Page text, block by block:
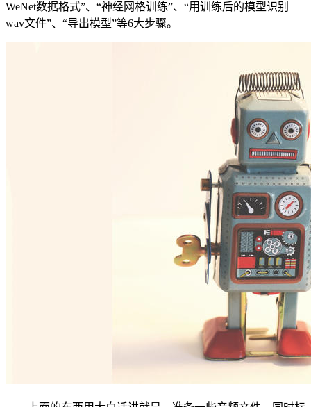
WeNet数据格式”、“神经网格训练”、“用训练后的模型识别
wav文件”、“导出模型”等6大步骤。